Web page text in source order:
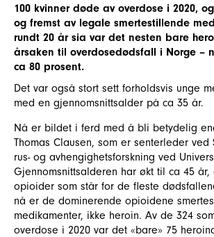
100 kvinner døde av overdose i 2020,
og fremst av legale smertestillende
rundt 20 år sia var det nesten bare
årsaken til overdosedødsfall i Norge –
ca 80 prosent.
Det var også stort sett forholdsvis unge
med en gjennomsnittsalder på ca 35 år.
Nå er bildet i ferd med å bli betydelig
Thomas Clausen, som er senterleder ved
rus- og avhengighetsforskning ved
Gjennomsnittsalderen har økt til ca 45
opioider som står for de fleste
nå er de dominerende opioidene
medikamenter, ikke heroin. Av de 324
overdose i 2020 var det «bare» 75